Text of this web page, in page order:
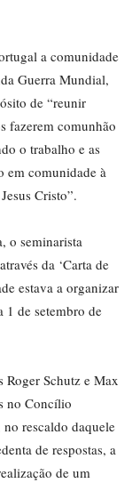
a comunidade
Guerra Mundial,
de “reunir
fazerem comunhão
o trabalho e as
em comunidade à
Cristo”.
o seminarista
da ‘Carta de
estava a organizar
1 de setembro de
Schutz e Max
no Concílio
rescaldo daquele
de respostas, a
de um